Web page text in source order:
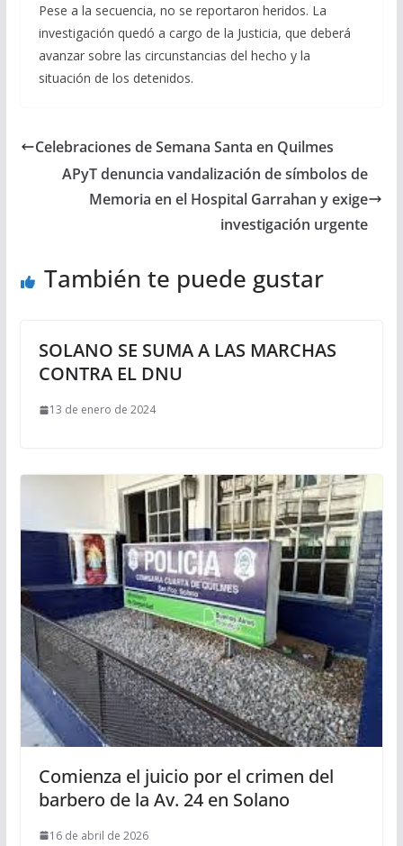
Pese a la secuencia, no se reportaron heridos. La
investigación quedó a cargo de la Justicia, que deberá
avanzar sobre las circunstancias del hecho y la
situación de los detenidos.
Celebraciones de Semana Santa en Quilmes
APyT denuncia vandalización de símbolos de
Memoria en el Hospital Garrahan y exige
investigación urgente
También te puede gustar
SOLANO SE SUMA A LAS MARCHAS
CONTRA EL DNU
13 de enero de 2024
Comienza el juicio por el crimen del
barbero de la Av. 24 en Solano
16 de abril de 2026